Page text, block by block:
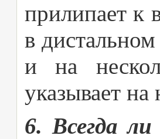
прилипает к
в
и на
указывает на
6. Всегда